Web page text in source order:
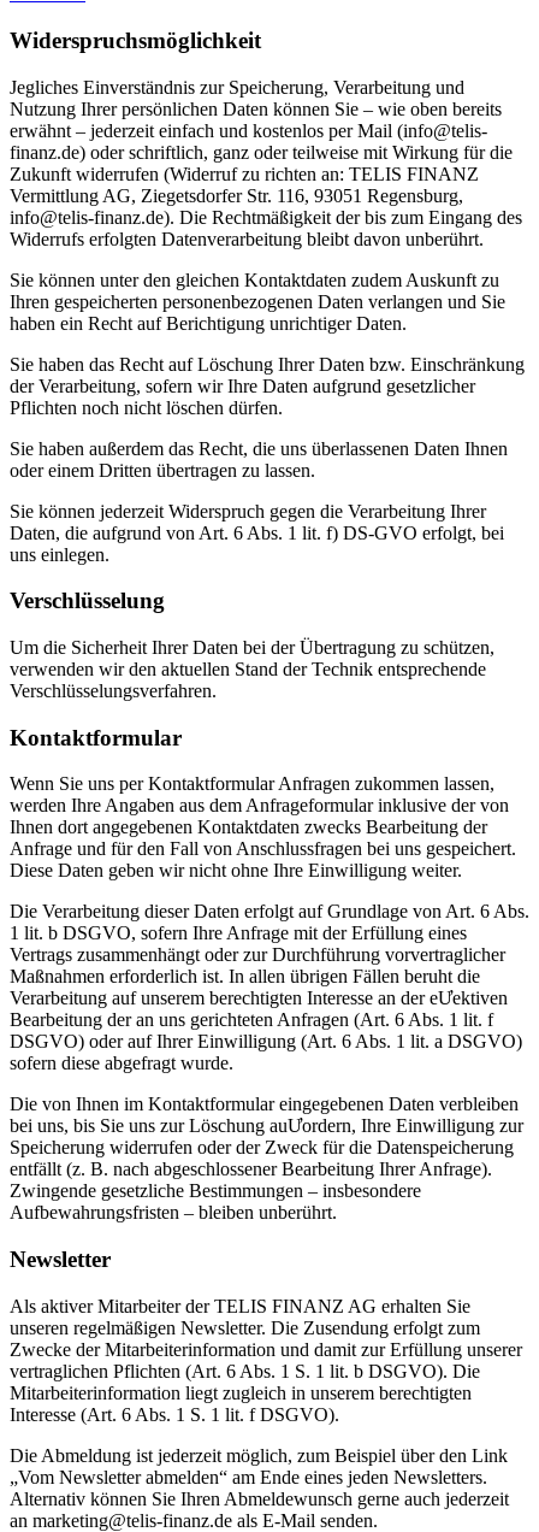
Widerspruchsmöglichkeit
Jegliches Einverständnis zur Speicherung, Verarbeitung und
Nutzung Ihrer persönlichen Daten können Sie – wie oben bereits
erwähnt – jederzeit einfach und kostenlos per Mail (info@telis-
finanz.de) oder schriftlich, ganz oder teilweise mit Wirkung für die
Zukunft widerrufen (Widerruf zu richten an: TELIS FINANZ
Vermittlung AG, Ziegetsdorfer Str. 116, 93051 Regensburg,
info@telis-finanz.de). Die Rechtmäßigkeit der bis zum Eingang des
Widerrufs erfolgten Datenverarbeitung bleibt davon unberührt.
Sie können unter den gleichen Kontaktdaten zudem Auskunft zu
Ihren gespeicherten personenbezogenen Daten verlangen und Sie
haben ein Recht auf Berichtigung unrichtiger Daten.
Sie haben das Recht auf Löschung Ihrer Daten bzw. Einschränkung
der Verarbeitung, sofern wir Ihre Daten aufgrund gesetzlicher
Pflichten noch nicht löschen dürfen.
Sie haben außerdem das Recht, die uns überlassenen Daten Ihnen
oder einem Dritten übertragen zu lassen.
Sie können jederzeit Widerspruch gegen die Verarbeitung Ihrer
Daten, die aufgrund von Art. 6 Abs. 1 lit. f) DS-GVO erfolgt, bei
uns einlegen.
Verschlüsselung
Um die Sicherheit Ihrer Daten bei der Übertragung zu schützen,
verwenden wir den aktuellen Stand der Technik entsprechende
Verschlüsselungsverfahren.
Kontaktformular
Wenn Sie uns per Kontaktformular Anfragen zukommen lassen,
werden Ihre Angaben aus dem Anfrageformular inklusive der von
Ihnen dort angegebenen Kontaktdaten zwecks Bearbeitung der
Anfrage und für den Fall von Anschlussfragen bei uns gespeichert.
Diese Daten geben wir nicht ohne Ihre Einwilligung weiter.
Die Verarbeitung dieser Daten erfolgt auf Grundlage von Art. 6 Abs.
1 lit. b DSGVO, sofern Ihre Anfrage mit der Erfüllung eines
Vertrags zusammenhängt oder zur Durchführung vorvertraglicher
Maßnahmen erforderlich ist. In allen übrigen Fällen beruht die
Verarbeitung auf unserem berechtigten Interesse an der eƯektiven
Bearbeitung der an uns gerichteten Anfragen (Art. 6 Abs. 1 lit. f
DSGVO) oder auf Ihrer Einwilligung (Art. 6 Abs. 1 lit. a DSGVO)
sofern diese abgefragt wurde.
Die von Ihnen im Kontaktformular eingegebenen Daten verbleiben
bei uns, bis Sie uns zur Löschung auƯordern, Ihre Einwilligung zur
Speicherung widerrufen oder der Zweck für die Datenspeicherung
entfällt (z. B. nach abgeschlossener Bearbeitung Ihrer Anfrage).
Zwingende gesetzliche Bestimmungen – insbesondere
Aufbewahrungsfristen – bleiben unberührt.
Newsletter
Als aktiver Mitarbeiter der TELIS FINANZ AG erhalten Sie
unseren regelmäßigen Newsletter. Die Zusendung erfolgt zum
Zwecke der Mitarbeiterinformation und damit zur Erfüllung unserer
vertraglichen Pflichten (Art. 6 Abs. 1 S. 1 lit. b DSGVO). Die
Mitarbeiterinformation liegt zugleich in unserem berechtigten
Interesse (Art. 6 Abs. 1 S. 1 lit. f DSGVO).
Die Abmeldung ist jederzeit möglich, zum Beispiel über den Link
„Vom Newsletter abmelden“ am Ende eines jeden Newsletters.
Alternativ können Sie Ihren Abmeldewunsch gerne auch jederzeit
an marketing@telis-finanz.de als E-Mail senden.